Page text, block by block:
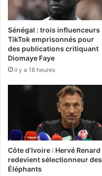
Sénégal : trois influenceurs
TikTok emprisonnés pour
des publications critiquant
Diomaye Faye
il y a 18 heures
Côte d’Ivoire : Hervé Renard
redevient sélectionneur des
Éléphants